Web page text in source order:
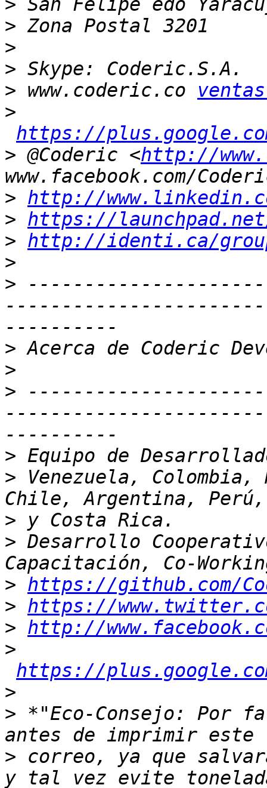
>
>
>
>
> www.coderic.co
>
https://
> @Coderic <http://
> http://
> https://
> http://identi.ca/
>
>
>
>
>
>
> Venezuela, Colombia,
>
> Desarrollo
> https://github.com/
> https://
> http://
>
https://
>
> *"Eco-Consejo: Por
> correo, ya que